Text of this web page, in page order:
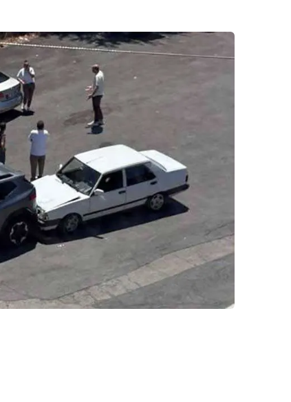
“Aman doktor, yaman doktor.
Derdime bir çare!” – 2-
Merve KIRAN
NOKTA: ARA ÖĞÜNLER
Temiz enerji ve gelecek
mücadelesi
Uğuralp CİVELEK
“Bu bir suç duyurusudur”
Özkan Doğan
YEREL RADYO VE REKLAM